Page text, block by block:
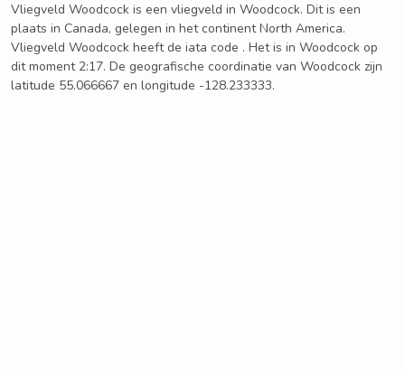
Vliegveld Woodcock is een vliegveld in Woodcock. Dit is een
plaats in Canada, gelegen in het continent North America.
Vliegveld Woodcock heeft de iata code . Het is in Woodcock op
dit moment 2:17. De geografische coordinatie van Woodcock zijn
latitude 55.066667 en longitude -128.233333.